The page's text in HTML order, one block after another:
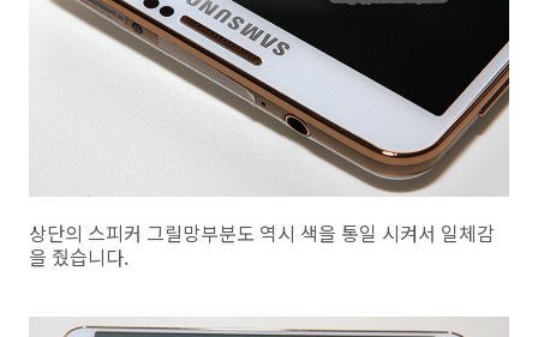
상단의 스피커 그릴망부분도 역시 색을 통일 시켜서 일체감
을 줬습니다.